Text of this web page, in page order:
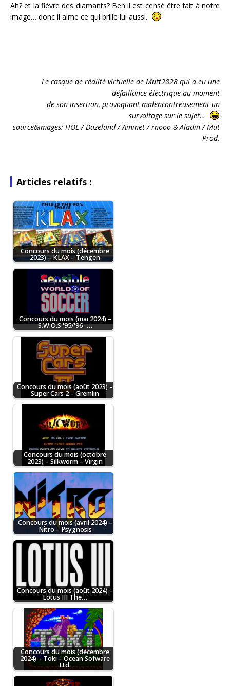
Ah? et la fièvre des diamants? Ben il est censé être fait à notre
image… donc il aime ce qui brille lui aussi.
Le casque de réalité virtuelle de Mutt2828 qui a eu une
défaillance électrique au moment
de son insertion, provoquant malencontreusement un
survoltage sur le sujet…
source&images: HOL / Dazeland / Aminet / rnooo & Aladin / Mut
Prod.
Articles relatifs :
Concours du mois (décembre
2023) – KLAX – Tengen
Concours du mois (mai 2024) –
S.W.O.S '95/'96 -…
Concours du mois (août 2023) –
Super Cars 2 – Gremlin
Concours du mois (octobre
2023) – Silkworm – Virgin
Concours du mois (avril 2024) –
Nitro – Psygnosis
Concours du mois (août 2024) –
Lotus III The…
Concours du mois (décembre
2024) – Toki – Ocean Sofware
Ltd.